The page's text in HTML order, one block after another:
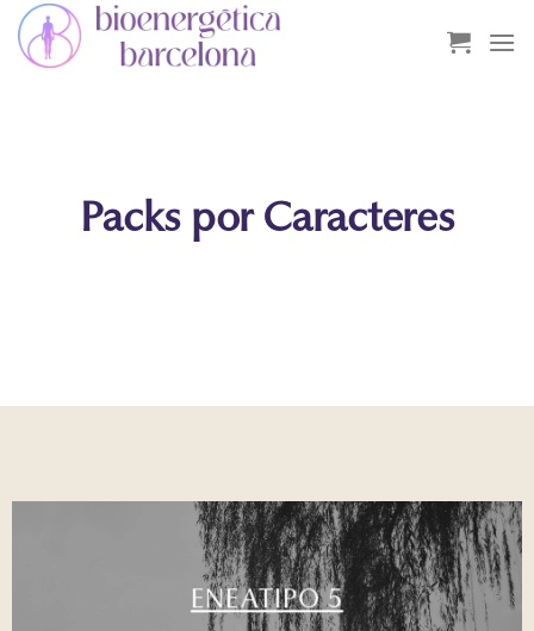
Saltar
contenido
Packs por Caracteres
ENEATIPO 5